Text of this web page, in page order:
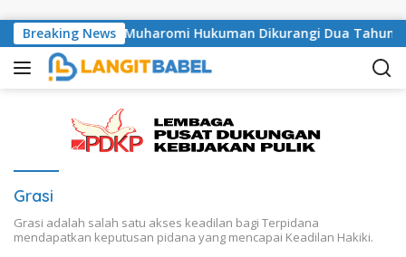
Breaking News
Kabulkan PK Muharomi Hukuman Dikurangi Dua Tahun
Grasi
Grasi adalah salah satu akses keadilan bagi Terpidana
mendapatkan keputusan pidana yang mencapai Keadilan Hakiki.